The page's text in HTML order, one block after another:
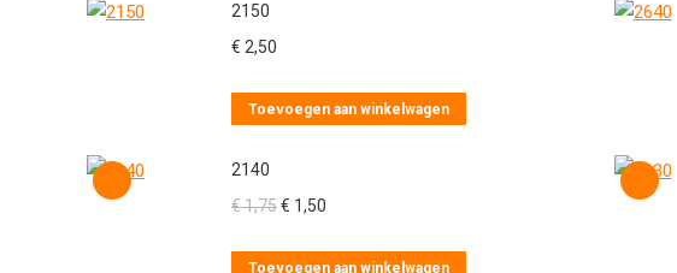
2150
€ 2,50
Toevoegen aan winkelwagen
2140
€1,75Oorspronkelijke
was:
€ 1,50
is:
Toevoegen aan winkelwagen